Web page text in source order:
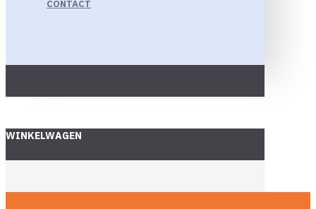
CONTACT
WINKELWAGEN